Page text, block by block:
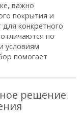
важно
покрытия и
конкретного
по
условиям
помогает
решение